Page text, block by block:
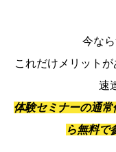
今な
これだけメリット
速
体験セミナーの通
ら無料で